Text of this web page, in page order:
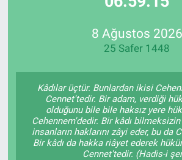
8 Ağustos 2026
25 Safer 1448
Kâdılar üçtür. Bunlardan ikisi
Cennet'tedir. Bir adam, verdiği
olduğunu bile bile haksız yere
Cehennem'dedir. Bir kâdı
insanların haklarını zâyi eder, bu da
Bir kâdı da hakka riâyet ederek
Cennet'tedir. (Hadis-i
Özel Haberler
Kadın
Erişim Bilgileri